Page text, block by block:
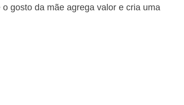
gosto da mãe agrega valor e cria uma